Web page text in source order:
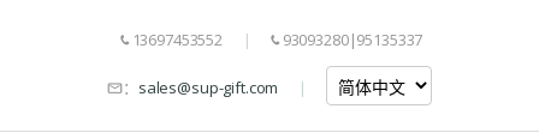
13697453552 93093280|95135337
： sales@sup-gift.com